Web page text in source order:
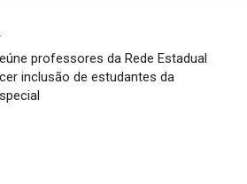
professores da Rede Estadual
inclusão de estudantes da